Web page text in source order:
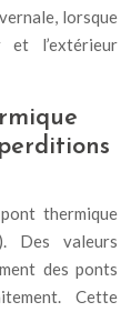
lorsque
et l’extérieur
thermique
Des valeurs
des ponts
Cette